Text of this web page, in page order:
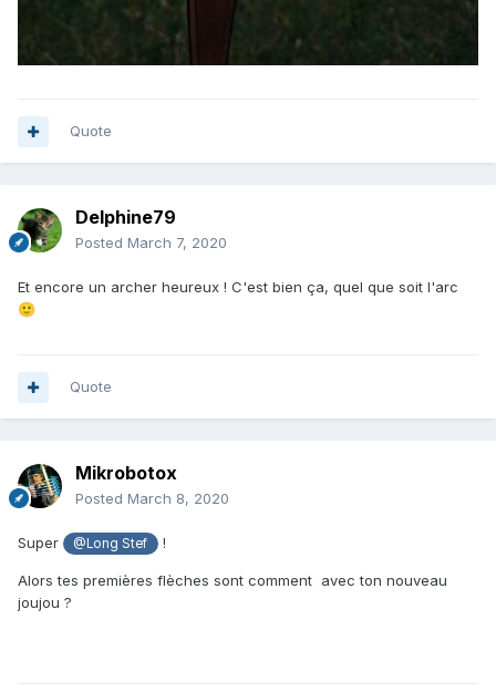
Quote
Delphine79
Posted March 7, 2020
Et encore un archer heureux ! C'est bien ça, quel que soit l'arc
🙂
Quote
Mikrobotox
Posted March 8, 2020
Super @Long Stef !
Alors tes premières flèches sont comment avec ton nouveau
joujou ?